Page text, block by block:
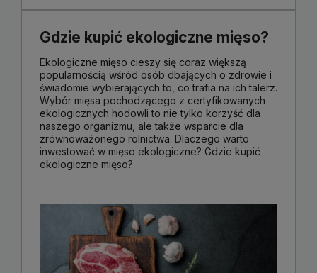
Gdzie kupić ekologiczne mięso?
Ekologiczne mięso cieszy się coraz większą
popularnością wśród osób dbających o zdrowie i
świadomie wybierających to, co trafia na ich talerz.
Wybór mięsa pochodzącego z certyfikowanych
ekologicznych hodowli to nie tylko korzyść dla
naszego organizmu, ale także wsparcie dla
zrównoważonego rolnictwa. Dlaczego warto
inwestować w mięso ekologiczne? Gdzie kupić
ekologiczne mięso?